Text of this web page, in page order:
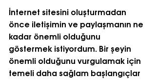
İnternet sitesini oluşturmadan
önce iletişimin ve paylaşmanın ne
kadar önemli olduğunu
göstermek istiyordum. Bir şeyin
önemli olduğunu vurgulamak için
temeli daha sağlam başlangıçlar